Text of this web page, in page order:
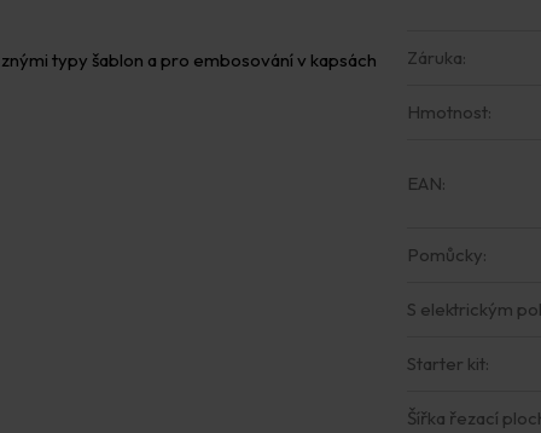
typy šablon a pro embosování v kapsách Záruka:
Hmotnost:
EAN:
Pomůcky:
S elektrickým
Starter kit:
Šířka řezací